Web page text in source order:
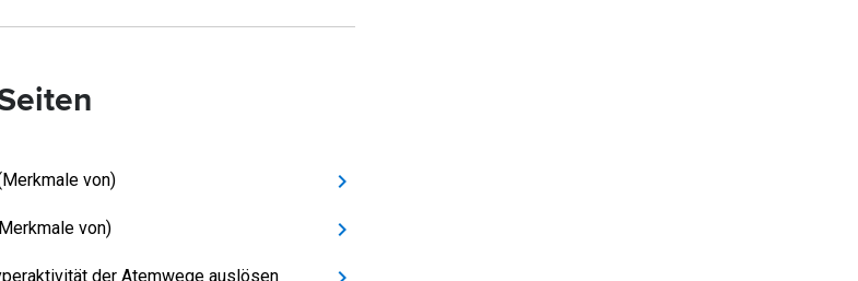
von)
von)
der Atemwege auslösen